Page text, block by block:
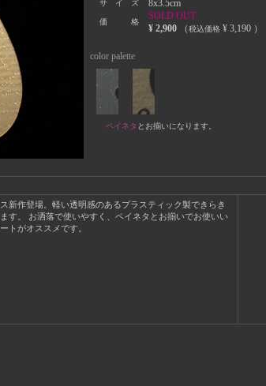
サ イ ズ 8x3.5cm
価 格
SOLD OUT
¥ 2,900 （税込価格 ¥ 3,190 ）
color palette
ペイネタ とお揃いになります。
新作登場。軽い透明感のあるプラスティック製できらき
す。 お洒落で使いやすく、ペイネタとお揃いでお使いい
トがオススメです。